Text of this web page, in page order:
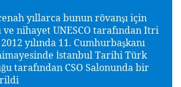
yıllarca bunun rövanşı için
ve nihayet UNESCO tarafından Itri
yılında 11. Cumhurbaşkanı
İstanbul Tarihi Türk
ğu tarafından CSO Salonunda bir